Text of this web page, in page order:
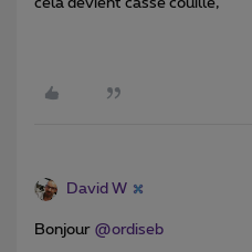
cela devient casse couille,
David W
Bonjour @ordiseb